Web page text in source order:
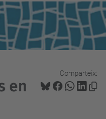
Comparteix:
en